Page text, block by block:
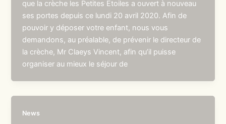
que la crèche les Petites Etoiles a ouvert à nouveau
ses portes depuis ce lundi 20 avril 2020. Afin de
pouvoir y déposer votre enfant, nous vous
demandons, au préalable, de prévenir le directeur de
la crèche, Mr Claeys Vincent, afin qu’il puisse
organiser au mieux le séjour de
News